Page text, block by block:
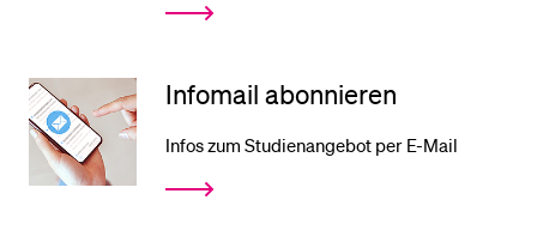
Infomail abonnieren
Infos zum Studienangebot per E-Mail